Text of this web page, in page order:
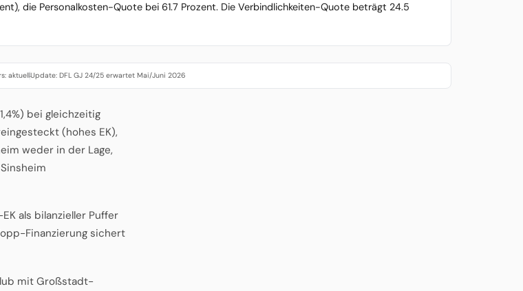
die Personalkosten-Quote bei 61.7 Prozent. Die Verbindlichkeiten-Quote beträgt 24.5
aktuell·Update: DFL GJ 24/25 erwartet Mai/Juni 2026
bei gleichzeitig
(hohes EK),
weder in der Lage,
als bilanzieller Puffer
Finanzierung sichert
mit Großstadt-